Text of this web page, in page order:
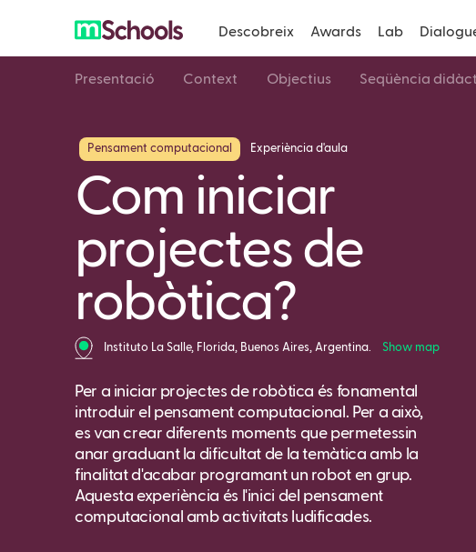
Descobreix Awards Lab
Presentació Context Objectius Seqüència
Pensament computacional Experiència d'aula
Com iniciar
projectes de
robòtica?
Instituto La Salle, Florida, Buenos Aires, Argentina. Show map
Per a iniciar projectes de robòtica és fonamental
introduir el pensament computacional. Per a això,
es van crear diferents moments que permetessin
anar graduant la dificultat de la temàtica amb la
finalitat d'acabar programant un robot en grup.
Aquesta experiència és l'inici del pensament
computacional amb activitats ludificades.